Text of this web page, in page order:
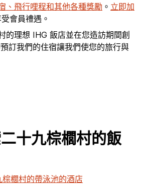
、飛行哩程和其他各種獎勵 。 立即加
會員禮遇。
的理想 IHG 飯店並在您造訪期間創
訂我們的住宿讓我們使您的旅行與
十九棕櫚村的飯
棕櫚村的帶泳池的酒店